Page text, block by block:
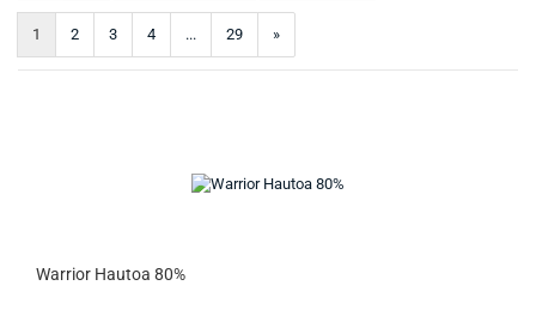
1 2 3 4 ... 29 »
Warrior Hautoa 80%